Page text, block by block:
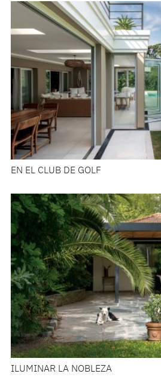
EN EL CLUB DE GOLF
ILUMINAR LA NOBLEZA